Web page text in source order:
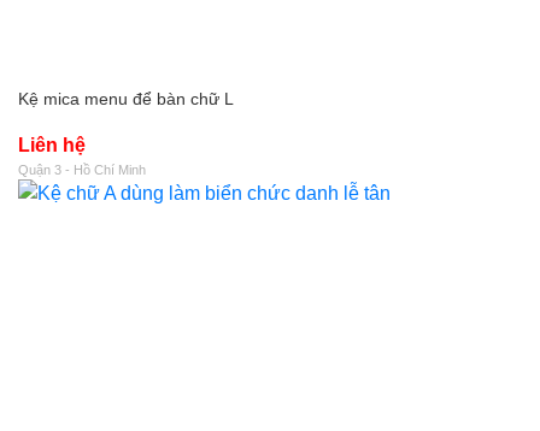
Kệ mica menu để bàn chữ L
Liên hệ
Quận 3 - Hồ Chí Minh